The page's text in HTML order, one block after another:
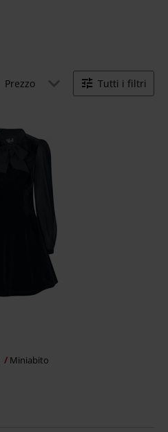
Prezzo Tutti i filtri
Miniabito